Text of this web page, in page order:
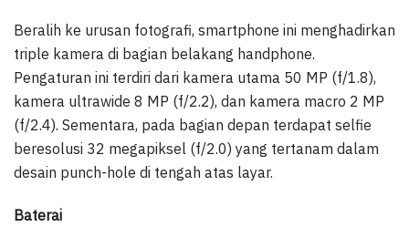
Beralih ke urusan fotografi, smartphone ini menghadirkan
triple kamera di bagian belakang handphone.
Pengaturan ini terdiri dari kamera utama 50 MP (f/1.8),
kamera ultrawide 8 MP (f/2.2), dan kamera macro 2 MP
(f/2.4). Sementara, pada bagian depan terdapat selfie
beresolusi 32 megapiksel (f/2.0) yang tertanam dalam
desain punch-hole di tengah atas layar.
Baterai